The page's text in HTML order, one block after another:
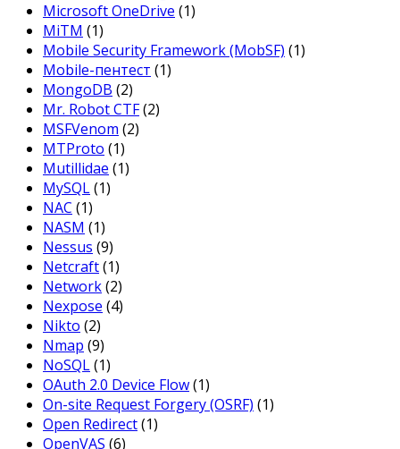
Microsoft OneDrive (1)
MiTM (1)
Mobile Security Framework (MobSF) (1)
Mobile-пентест (1)
MongoDB (2)
Mr. Robot CTF(2)
MSFVenom (2)
MTProto (1)
Mutillidae (1)
MySQL(1)
NAC (1)
NASM (1)
Nessus (9)
Netcraft(1)
Network(2)
Nexpose (4)
Nikto (2)
Nmap (9)
NoSQL(1)
OAuth 2.0 Device Flow(1)
On-site Request Forgery (OSRF) (1)
Open Redirect(1)
OpenVAS (6)